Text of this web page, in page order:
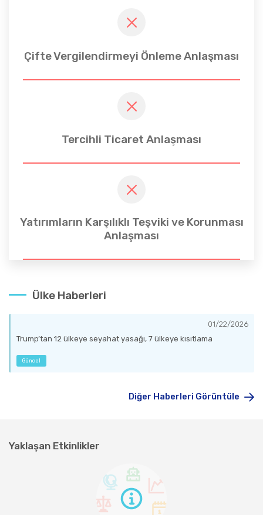
Çifte Vergilendirmeyi Önleme Anlaşması
Tercihli Ticaret Anlaşması
Yatırımların Karşılıklı Teşviki ve Korunması
Anlaşması
Ülke Haberleri
01/22/2026
Trump’tan 12 ülkeye seyahat yasağı, 7 ülkeye kısıtlama
Güncel
Diğer Haberleri Görüntüle
Yaklaşan Etkinlikler